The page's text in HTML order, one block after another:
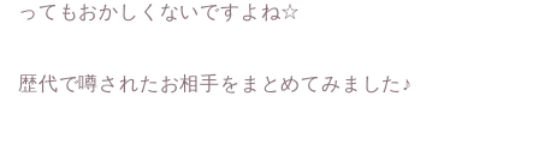
ってもおかしくないですよね☆
歴代で噂されたお相手をまとめてみました♪